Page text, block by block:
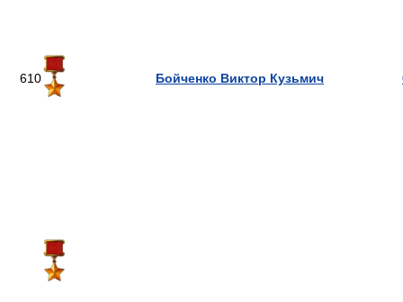
610 Бойченко Виктор Кузьмич